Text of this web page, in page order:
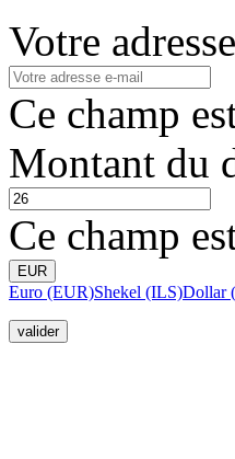
Votre
Ce champ
Montant du
Ce champ
EUR
Euro (EUR)Shekel (ILS)Dollar